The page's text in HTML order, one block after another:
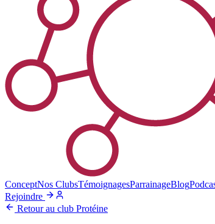
ConceptNos ClubsTémoignagesParrainageBlog
Rejoindre
Retour au club Protéine